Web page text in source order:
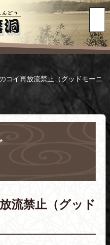
コイ再放流禁止（グッドモーニ
流禁止（グッド